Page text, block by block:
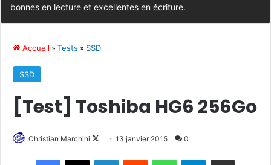
bonnes en lecture et excellentes en écriture.
Accueil » Tests » SSD
SSD
[Test] Toshiba HG6 256Go
Christian Marchini 13 janvier 2015 0
Telegram